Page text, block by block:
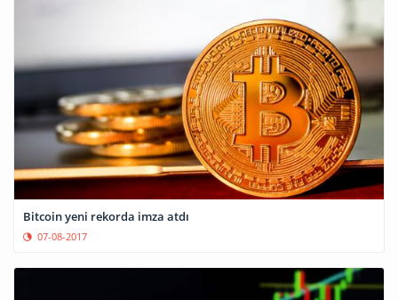
Bitcoin yeni rekorda imza atdı
07-08-2017